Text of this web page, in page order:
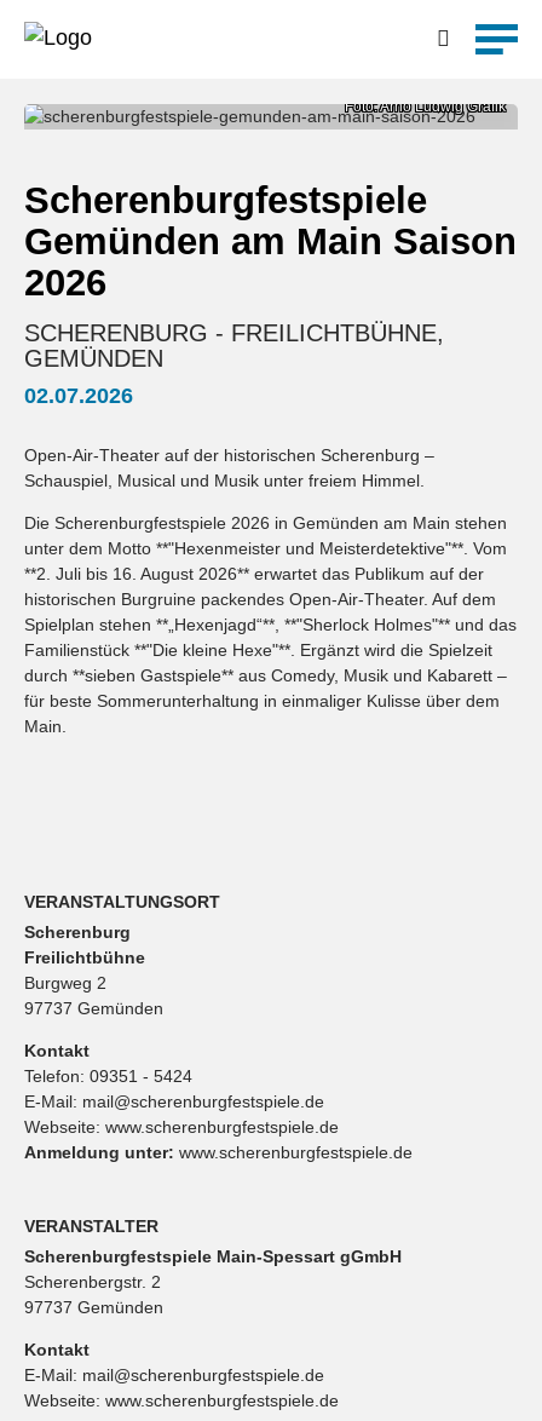
Foto: Arno Ludwig Grafik
Scherenburgfestspiele
Gemünden am Main Saison
2026
SCHERENBURG - FREILICHTBÜHNE,
GEMÜNDEN
02.07.2026
Open-Air-Theater auf der historischen Scherenburg –
Schauspiel, Musical und Musik unter freiem Himmel.
Die Scherenburgfestspiele 2026 in Gemünden am Main stehen
unter dem Motto **"Hexenmeister und Meisterdetektive"**. Vom
**2. Juli bis 16. August 2026** erwartet das Publikum auf der
historischen Burgruine packendes Open-Air-Theater. Auf dem
Spielplan stehen **„Hexenjagd“**, **"Sherlock Holmes"** und das
Familienstück **"Die kleine Hexe"**. Ergänzt wird die Spielzeit
durch **sieben Gastspiele** aus Comedy, Musik und Kabarett –
für beste Sommerunterhaltung in einmaliger Kulisse über dem
Main.
VERANSTALTUNGSORT
Scherenburg
Freilichtbühne
Burgweg 2
97737 Gemünden
Kontakt
Telefon: 09351 - 5424
E-Mail: mail@scherenburgfestspiele.de
Webseite: www.scherenburgfestspiele.de
Anmeldung unter: www.scherenburgfestspiele.de
VERANSTALTER
Scherenburgfestspiele Main-Spessart gGmbH
Scherenbergstr. 2
97737 Gemünden
Kontakt
E-Mail: mail@scherenburgfestspiele.de
Webseite: www.scherenburgfestspiele.de